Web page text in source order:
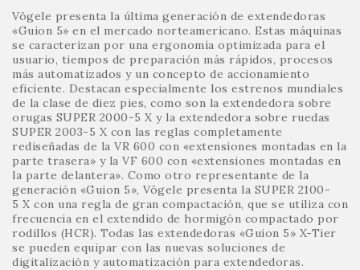
Vögele presenta la última generación de extendedoras
«Guion 5» en el mercado norteamericano. Estas máquinas
se caracterizan por una ergonomía optimizada para el
usuario, tiempos de preparación más rápidos, procesos
más automatizados y un concepto de accionamiento
eficiente. Destacan especialmente los estrenos mundiales
de la clase de diez pies, como son la extendedora sobre
orugas SUPER 2000-5 X y la extendedora sobre ruedas
SUPER 2003-5 X con las reglas completamente
rediseñadas de la VR 600 con «extensiones montadas en la
parte trasera» y la VF 600 con «extensiones montadas en
la parte delantera». Como otro representante de la
generación «Guion 5», Vögele presenta la SUPER 2100-
5 X con una regla de gran compactación, que se utiliza con
frecuencia en el extendido de hormigón compactado por
rodillos (HCR). Todas las extendedoras «Guion 5» X-Tier
se pueden equipar con las nuevas soluciones de
digitalización y automatización para extendedoras.